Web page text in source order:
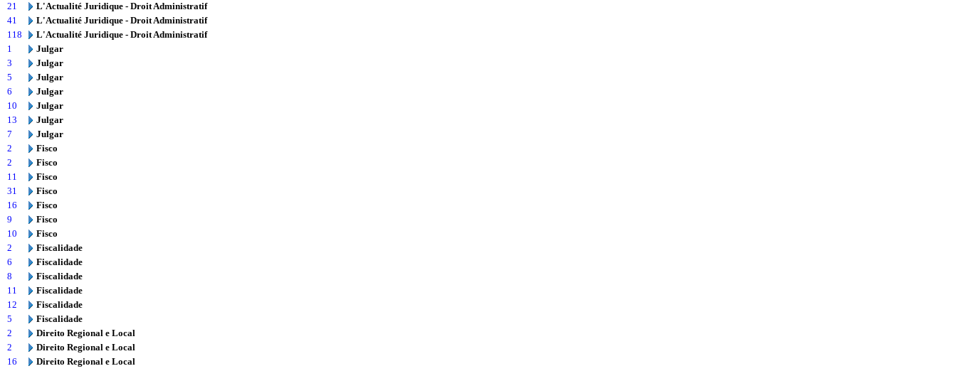
21
L'Actualité Juridique - Droit Administratif
41
L'Actualité Juridique - Droit Administratif
118
L'Actualité Juridique - Droit Administratif
1
Julgar
3
Julgar
5
Julgar
6
Julgar
10
Julgar
13
Julgar
7
Julgar
2
Fisco
2
Fisco
11
Fisco
31
Fisco
16
Fisco
9
Fisco
10
Fisco
2
Fiscalidade
6
Fiscalidade
8
Fiscalidade
11
Fiscalidade
12
Fiscalidade
5
Fiscalidade
2
Direito Regional e Local
2
Direito Regional e Local
16
Direito Regional e Local